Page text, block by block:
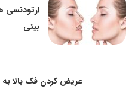
ارتودنسی
بینی
عریض کردن فک بالا به